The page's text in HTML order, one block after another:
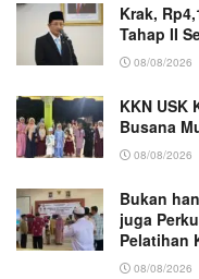
Krak,
Tahap II
08/08/2026
KKN USK
Busana
08/08/2026
Bukan
juga
Pelatihan
08/08/2026